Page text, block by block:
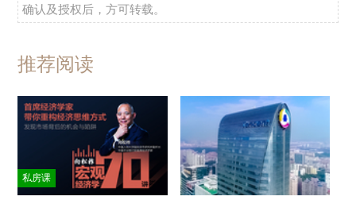
确认及授权后，方可转载。
推荐阅读
私房课